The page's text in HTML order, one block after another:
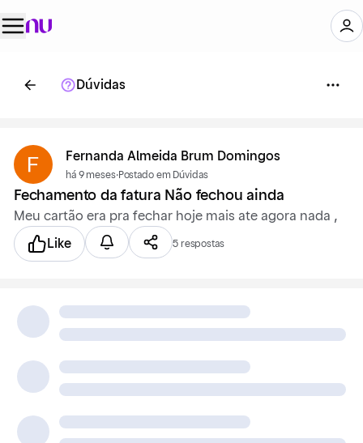
Dúvidas
Fernanda Almeida Brum Domingos
há 9 meses·Postado em Dúvidas
Fechamento da fatura Não fechou ainda
Meu cartão era pra fechar hoje mais ate agora nada ,
Like 5 respostas